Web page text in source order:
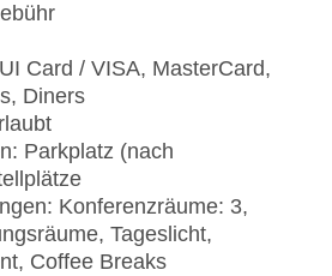
Card / VISA, MasterCard,
Diners
Parkplatz (nach
Konferenzräume: 3,
Tageslicht,
Coffee Breaks